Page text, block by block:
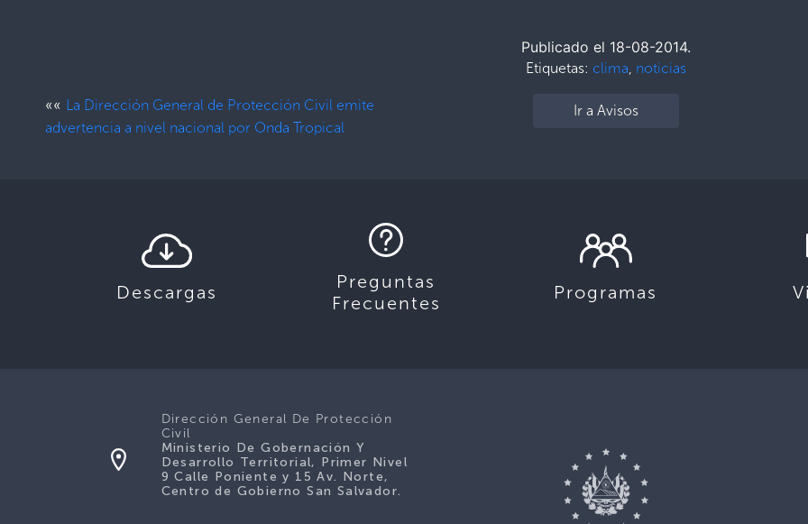
Publicado el 18-08-2014.
Etiquetas: clima, noticias
«« La Dirección General de Protección Civil emite
advertencia a nivel nacional por Onda Tropical
Ir a Avisos
Descargas
Preguntas
Frecuentes
Programas
Dirección General De Protección
Civil
Ministerio De Gobernación Y
Desarrollo Territorial, Primer Nivel
9 Calle Poniente y 15 Av. Norte,
Centro de Gobierno San Salvador.